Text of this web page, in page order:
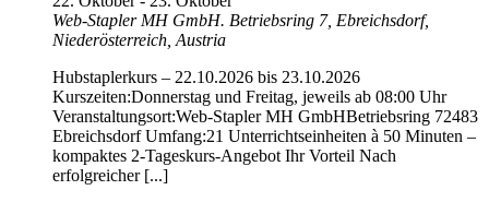
Web-Stapler MH GmbH. Betriebsring 7, Ebreichsdorf,
Niederösterreich, Austria
Hubstaplerkurs – 22.10.2026 bis 23.10.2026
Kurszeiten:Donnerstag und Freitag, jeweils ab 08:00 Uhr
Veranstaltungsort:Web-Stapler MH GmbHBetriebsring 72483
Ebreichsdorf Umfang:21 Unterrichtseinheiten à 50 Minuten –
kompaktes 2-Tageskurs-Angebot Ihr Vorteil Nach
erfolgreicher [...]